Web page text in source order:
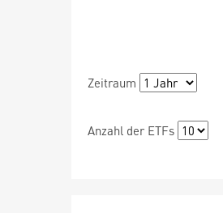
Zeitraum
Anzahl der ETFs